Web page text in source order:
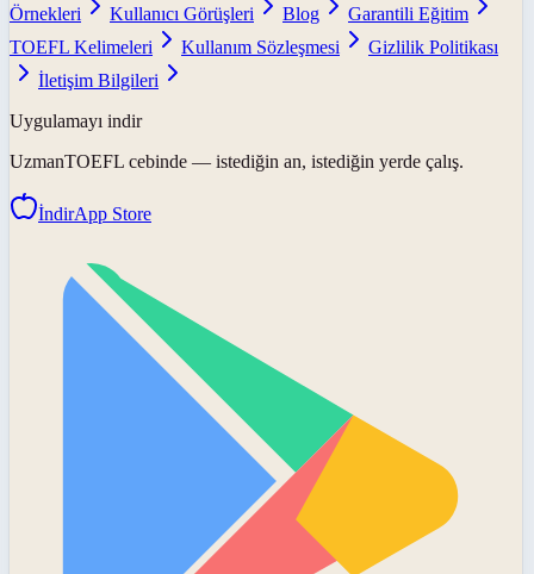
Örnekleri
Kullanıcı Görüşleri Blog
Garantili Eğitim
TOEFL Kelimeleri
Kullanım Sözleşmesi
Gizlilik Politikası
İletişim Bilgileri
Uygulamayı indir
UzmanTOEFL cebinde — istediğin an, istediğin yerde çalış.
İndirApp Store